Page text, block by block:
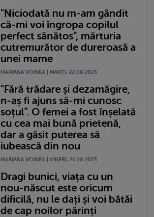
"Niciodată nu m-am gândit
că-mi voi îngropa copilul
perfect sănătos", mărturia
cutremurător de dureroasă a
unei mame
MARIANA VOINEA | MARŢI, 22.08.2023
"Fără trădare și dezamăgire,
n-aș fi ajuns să-mi cunosc
soțul". O femei a fost înșelată
cu cea mai bună prietenă,
dar a găsit puterea să
iubească din nou
MARIANA VOINEA | VINERI, 20.10.2023
Dragi bunici, viața cu un
nou-născut este oricum
dificilă, nu le dați și voi bătăi
de cap noilor părinți